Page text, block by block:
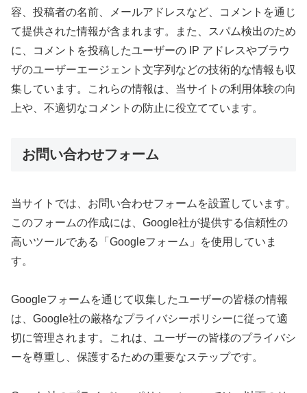
容、投稿者の名前、メールアドレスなど、コメントを通じ
て提供された情報が含まれます。また、スパム検出のため
に、コメントを投稿したユーザーの IP アドレスやブラウ
ザのユーザーエージェント文字列などの技術的な情報も収
集しています。これらの情報は、当サイトの利用体験の向
上や、不適切なコメントの防止に役立てています。
お問い合わせフォーム
当サイトでは、お問い合わせフォームを設置しています。
このフォームの作成には、Google社が提供する信頼性の
高いツールである「Googleフォーム」を使用していま
す。
Googleフォームを通じて収集したユーザーの皆様の情報
は、Google社の厳格なプライバシーポリシーに従って適
切に管理されます。これは、ユーザーの皆様のプライバシ
ーを尊重し、保護するための重要なステップです。